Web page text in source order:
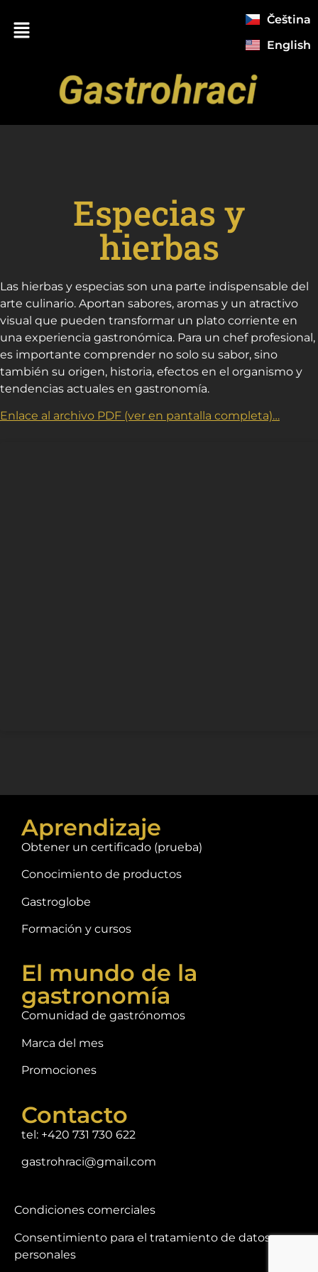
Čeština
English
Especias y
hierbas
Las hierbas y especias son una parte indispensable del
arte culinario. Aportan sabores, aromas y un atractivo
visual que pueden transformar un plato corriente en
una experiencia gastronómica. Para un chef profesional,
es importante comprender no solo su sabor, sino
también su origen, historia, efectos en el organismo y
tendencias actuales en gastronomía.
Enlace al archivo PDF (ver en pantalla completa)…
Aprendizaje
Obtener un certificado (prueba)
Conocimiento de productos
Gastroglobe
Formación y cursos
El mundo de la
gastronomía
Comunidad de gastrónomos
Marca del mes
Promociones
Contacto
tel: +420 731 730 622
gastrohraci@gmail.com
Condiciones comerciales
Consentimiento para el tratamiento de datos
personales